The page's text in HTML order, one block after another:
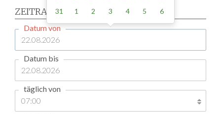
ZEITRAUM
Datum von
Datum bis
täglich von
31
1 2 3 4 5 6